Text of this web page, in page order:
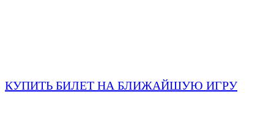
КУПИТЬ БИЛЕТ НА БЛИЖАЙШУЮ ИГРУ